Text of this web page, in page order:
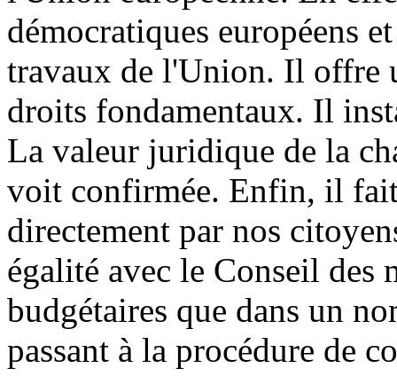
démocratiques européens
travaux de l'Union. Il offre
droits fondamentaux. Il
La valeur juridique de la
voit confirmée. Enfin, il
directement par nos
égalité avec le Conseil des
budgétaires que dans un
passant à la procédure de